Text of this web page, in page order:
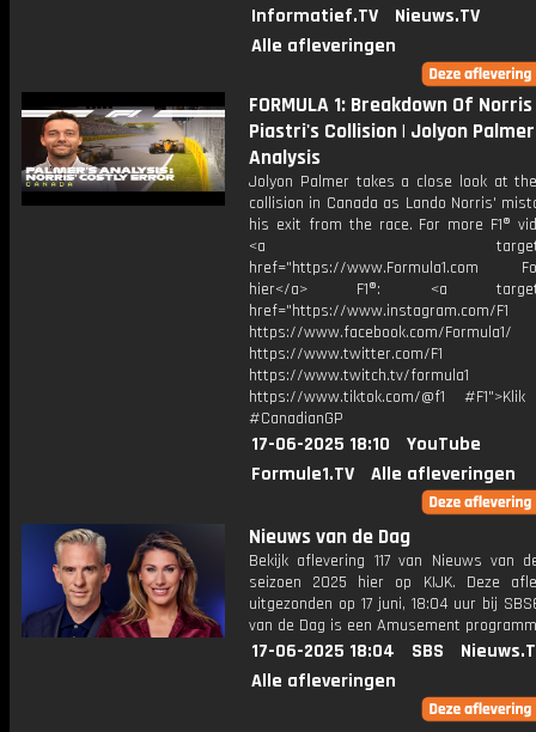
Informatief.TV
Nieuws.TV
Alle afleveringen
FORMULA 1: Breakdown Of
Piastri's Collision | Jolyon
Analysis
Jolyon Palmer takes a close look at
collision in Canada as Lando Norris'
his exit from the race. For more F1®
<a
href="https://www.Formula1.com
hier</a> F1®: <a
href="https://www.instagram.com/F1
https://www.facebook.com/Formula1/
https://www.twitter.com/F1
https://www.twitch.tv/formula1
https://www.tiktok.com/@f1
#CanadianGP
17-06-2025 18:10
YouTube
Formule1.TV
Alle afleveringen
Nieuws van de Dag
Bekijk aflevering 117 van Nieuws van
seizoen 2025 hier op KIJK. Deze
uitgezonden op 17 juni, 18:04 uur bij
van de Dag is een Amusement
17-06-2025 18:04 SBS
Alle afleveringen